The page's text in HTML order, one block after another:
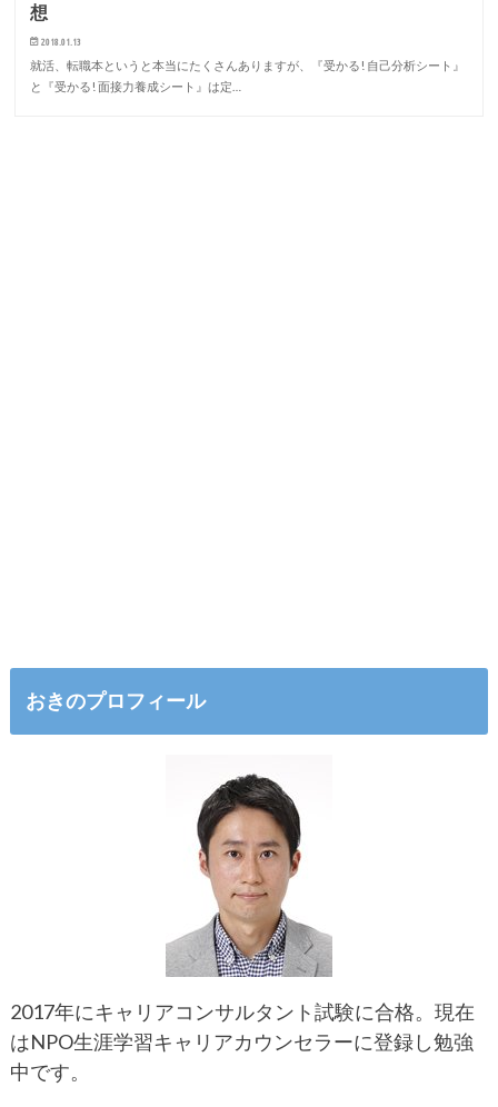
想
2018.01.13
就活、転職本というと本当にたくさんありますが、『受かる! 自己分析シート』
と『受かる! 面接力養成シート』は定…
おきのプロフィール
2017年にキャリアコンサルタント試験に合格。現在
はNPO生涯学習キャリアカウンセラーに登録し勉強
中です。